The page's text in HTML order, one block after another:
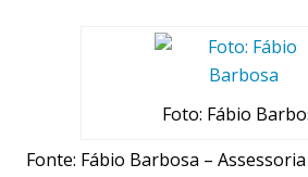
Foto: Fábio
Fonte: Fábio Barbosa –